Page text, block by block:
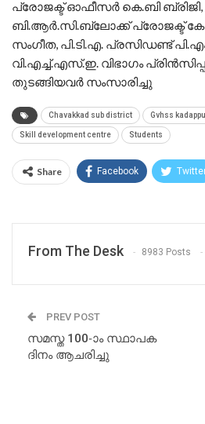
പ്രോജക്ട് ഓഫീസര്‍ കെ.ബി ബ്രിജി,
ബി.ആര്‍.സി.ബ്ലോക്ക് പ്രോജക്ട്
സംഗീത, പി.ടി.എ. പ്രസിഡണ്ട്
വി.എച്ച്.എസ്.ഇ. വിഭാഗം
തുടങ്ങിയവര്‍ സംസാരിച്ചു
Chavakkad sub district Gvhss
Skill development centre Students
Share Facebook
From The Desk 8983 Posts
PREV POST
സമസ്ത 100-ാം സ്ഥാപക
ദിനം ആചരിച്ചു